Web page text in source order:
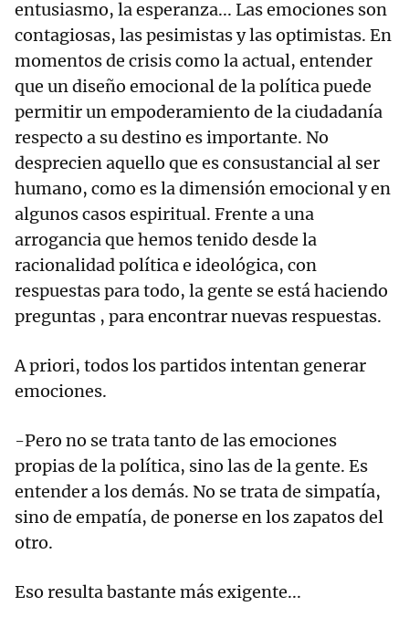
entusiasmo, la esperanza... Las emociones son
contagiosas, las pesimistas y las optimistas. En
momentos de crisis como la actual, entender
que un diseño emocional de la política puede
permitir un empoderamiento de la ciudadanía
respecto a su destino es importante. No
desprecien aquello que es consustancial al ser
humano, como es la dimensión emocional y en
algunos casos espiritual. Frente a una
arrogancia que hemos tenido desde la
racionalidad política e ideológica, con
respuestas para todo, la gente se está haciendo
preguntas , para encontrar nuevas respuestas.
A priori, todos los partidos intentan generar
emociones.
-Pero no se trata tanto de las emociones
propias de la política, sino las de la gente. Es
entender a los demás. No se trata de simpatía,
sino de empatía, de ponerse en los zapatos del
otro.
Eso resulta bastante más exigente...